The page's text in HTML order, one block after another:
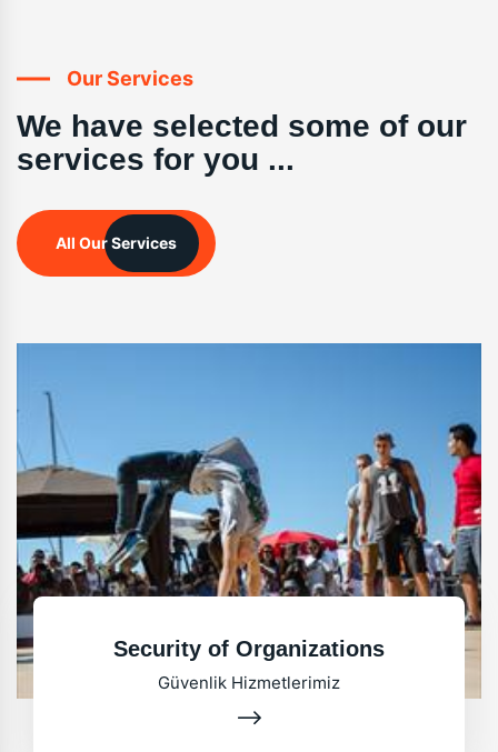
Our Services
We have selected some of our
services for you ...
All Our Services
Security of Organizations
Güvenlik Hizmetlerimiz